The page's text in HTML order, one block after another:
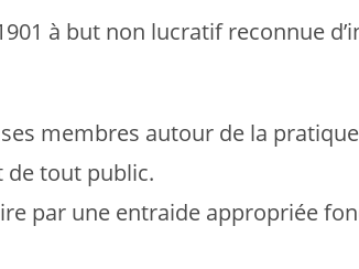
à but non lucratif reconnue
membres autour de la
de tout public.
par une entraide appropriée